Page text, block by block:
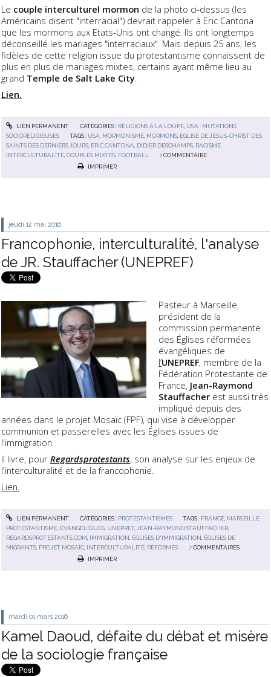
Le couple interculturel mormon de la photo ci-dessus (les
Américains disent "interracial") devrait rappeler à Eric Cantona
que les mormons aux Etats-Unis ont changé. Ils ont longtemps
déconseillé les mariages "interraciaux". Mais depuis 25 ans, les
fidèles de cette religion issue du protestantisme connaissent de
plus en plus de mariages mixtes, certains ayant même lieu au
grand Temple de Salt Lake City.
Lien.
LIEN PERMANENT CATÉGORIES : RELIGIONS À LA LOUPE, USA : MUTATIONS
SOCIORELIGIEUSES
TAGS : USA MORMONISME MORMONS EGLISE DE JÉSUS-CHRIST DES
SAINTS DES DERNIERS JOURS ERIC CANTONA DIDIER DESCHAMPS RACISME
INTERCULTURALITÉ ,COUPLES MIXTES FOOTBALL 1 COMMENTAIRE
IMPRIMER
jeudi 12 mai 2016
Francophonie, interculturalité, l'analyse
de JR. Stauffacher (UNEPREF)
Pasteur à Marseille,
président de la
commission permanente
des Églises réformées
évangéliques de
l’UNEPREF, membre de la
Fédération Protestante de
France, Jean-Raymond
Stauffacher est aussi très
impliqué depuis des
années dans le projet Mosaïc (FPF), qui vise à développer
communion et passerelles avec les Églises issues de
l'immigration.
Il livre, pour Regardsprotestants, son analyse sur les enjeux de
l'interculturalité et de la francophonie.
Lien.
LIEN PERMANENT CATÉGORIES : PROTESTANTISMES TAGS : FRANCE MARSEILLE
PROTESTANTISME ÉVANGÉLIQUES UNEPREF, JEAN-RAYMOND STAUFFACHER
REGARDSPROTESTANTS.COM IMMIGRATION ÉGLISES D'IMMIGRATION ÉGLISES DE
MIGRANTS PROJET MOSAÏC INTERCULTURALITÉ RÉFORMÉS 7 COMMENTAIRES
IMPRIMER
mardi 01 mars 2016
Kamel Daoud, défaite du débat et misère
de la sociologie française